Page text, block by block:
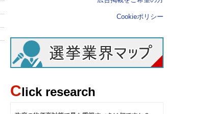
Cookieポリシー
Click research